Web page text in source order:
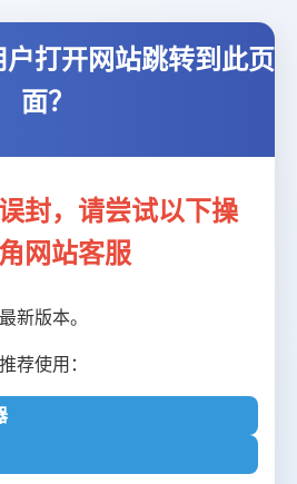
打开网站跳转到此页
面？
封，请尝试以下操
网站客服
新版本。
荐使用：